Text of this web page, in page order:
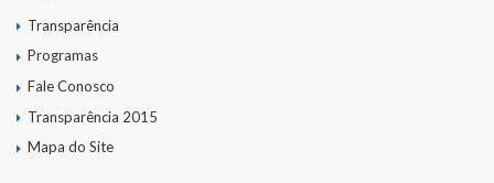
Transparência
Programas
Fale Conosco
Transparência 2015
Mapa do Site